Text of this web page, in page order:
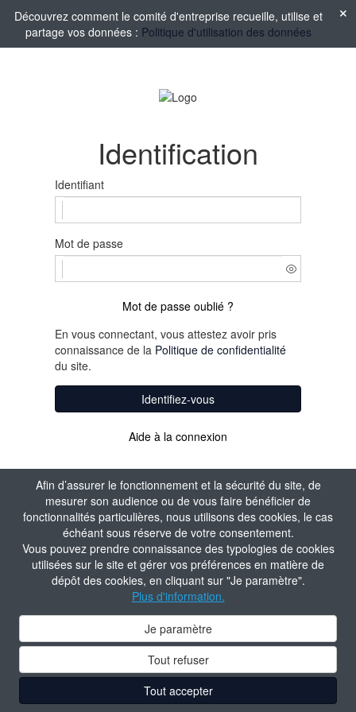
Afin d’assurer le fonctionnement et la sécurité du site, de
mesurer son audience ou de vous faire bénéficier de
fonctionnalités particulières, nous utilisons des cookies, le cas
échéant sous réserve de votre consentement.
Vous pouvez prendre connaissance des typologies de cookies
utilisées sur le site et gérer vos préférences en matière de
dépôt des cookies, en cliquant sur "Je paramètre".
Plus d'information.
Je paramètre
Tout refuser
Tout accepter
Découvrez comment le comité d'entreprise recueille, utilise et
partage vos données : Politique d'utilisation des données
Identification
Identifiant
Mot de passe
Mot de passe oublié ?
En vous connectant, vous attestez avoir pris
connaissance de la Politique de confidentialité
du site.
Identifiez-vous
Aide à la connexion